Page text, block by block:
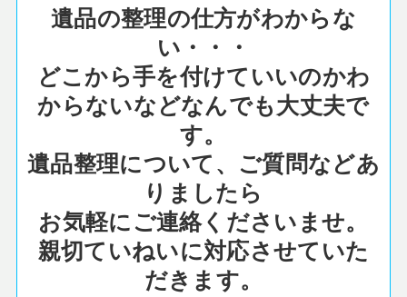
遺品の整理の仕方がわからな
い・・・
どこから手を付けていいのかわ
からないなどなんでも大丈夫で
す。
遺品整理について、ご質問などあ
りましたら
お気軽にご連絡くださいませ。
親切ていねいに対応させていた
だきます。